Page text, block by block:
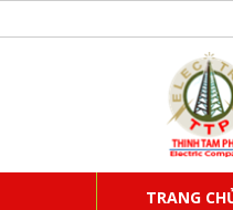
TRANG